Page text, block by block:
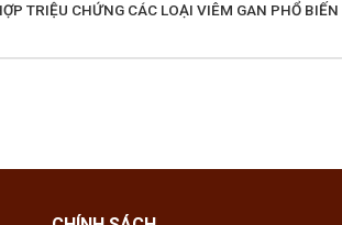
TRIỆU CHỨNG CÁC LOẠI VIÊM GAN PHỔ